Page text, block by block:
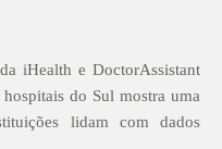
iHealth e DoctorAssistant
do Sul mostra uma
lidam com dados